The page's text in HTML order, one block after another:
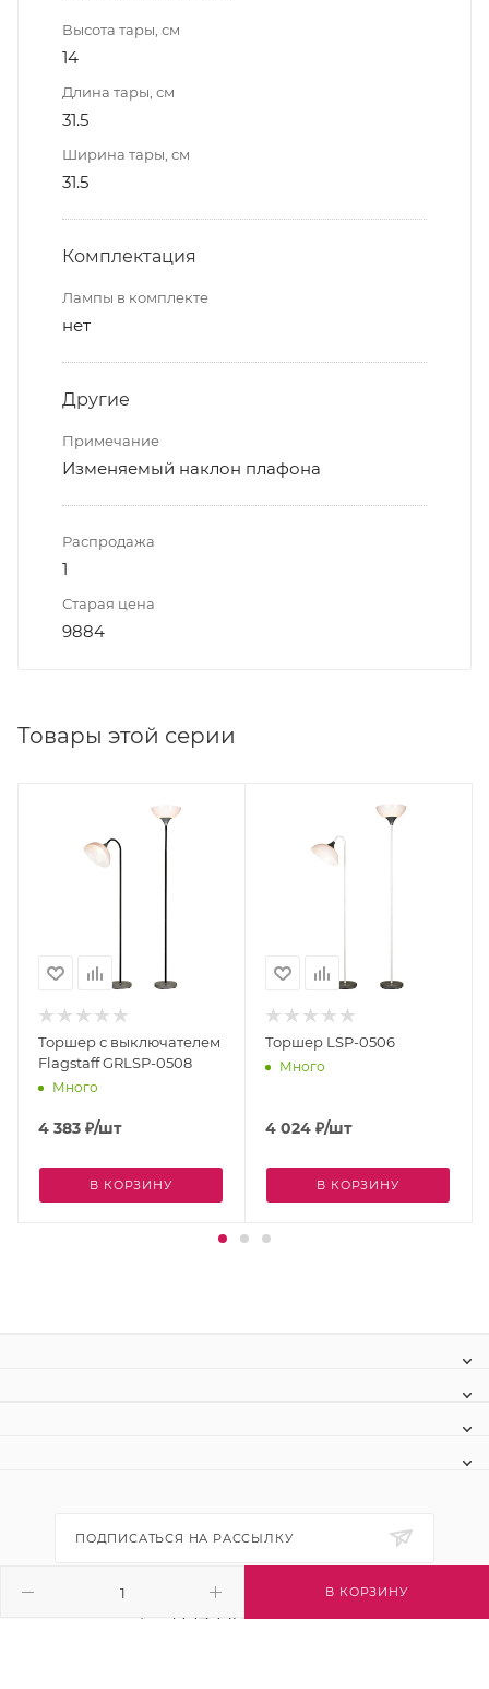
В КОРЗИНУ
Высота тары, см
14
Длина тары, см
31.5
Ширина тары, см
31.5
Комплектация
Лампы в комплекте
нет
Другие
Примечание
Изменяемый наклон плафона
Распродажа
1
Старая цена
9884
Товары этой серии
Торшер с выключателем
Flagstaff GRLSP-0508
Много
4 383 ₽/шт
В КОРЗИНУ
Торшер LSP-0506
Много
4 024 ₽/шт
В КОРЗИНУ
ПОДПИСАТЬСЯ НА РАССЫЛКУ
+7 (495) 445-03-32